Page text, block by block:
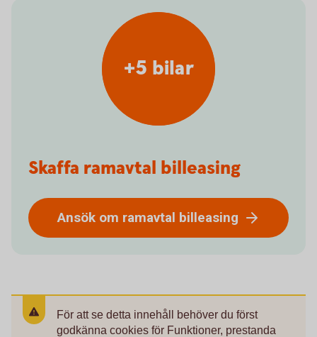
Skaffa ramavtal billeasing
Ansök om ramavtal billeasing
+5 bilar
För att se detta innehåll behöver du först
godkänna cookies för Funktioner, prestanda